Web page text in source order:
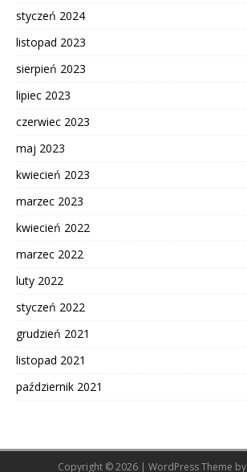
styczeń 2024
listopad 2023
sierpień 2023
lipiec 2023
czerwiec 2023
maj 2023
kwiecień 2023
marzec 2023
kwiecień 2022
marzec 2022
luty 2022
styczeń 2022
grudzień 2021
listopad 2021
październik 2021
Copyright © 2026 | WordPress Theme by